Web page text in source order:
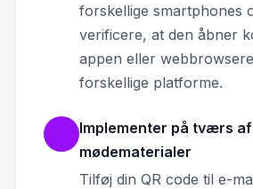
forskellige smartphones
verificere, at den åbner
appen eller
forskellige platforme.
Implementer på tværs af
mødematerialer
Tilføj din QR code til e-